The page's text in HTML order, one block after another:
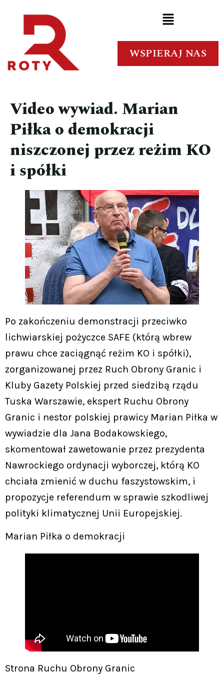
WSPIERAJ NAS
Video wywiad. Marian
Piłka o demokracji
niszczonej przez reżim KO
i spółki
Po zakończeniu demonstracji przeciwko
lichwiarskiej pożyczce SAFE (którą wbrew
prawu chce zaciągnąć reżim KO i spółki),
zorganizowanej przez Ruch Obrony Granic i
Kluby Gazety Polskiej przed siedzibą rządu
Tuska Warszawie, ekspert Ruchu Obrony
Granic i nestor polskiej prawicy Marian Piłka w
wywiadzie dla Jana Bodakowskiego,
skomentował zawetowanie przez prezydenta
Nawrockiego ordynacji wyborczej, którą KO
chciała zmienić w duchu faszystowskim, i
propozycje referendum w sprawie szkodliwej
polityki klimatycznej Unii Europejskiej.
Marian Piłka o demokracji
Strona Ruchu Obrony Granic